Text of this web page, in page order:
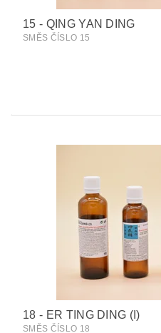
15 - QING YAN DING
SMĚS ČÍSLO 15
18 - ER TING DING (I)
SMĚS ČÍSLO 18